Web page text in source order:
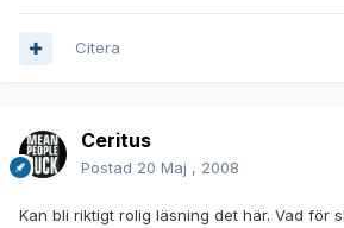
Citera
Ceritus
Postad 20 Maj , 2008
Kan bli riktigt rolig läsning det här. Vad för